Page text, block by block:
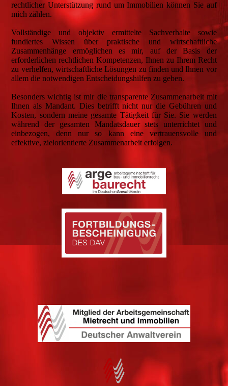
rechtlicher Unterstützung rund um Immobilien können Sie auf
mich zählen.
Vollständige und objektiv ermittelte Sachverhalte sowie
fundiertes Wissen über praktische und wirtschaftliche
Zusammenhänge ermöglichen es mir, auf der Basis der
erforderlichen rechtlichen Kompetenzen, Ihnen zu Ihrem Recht
zu verhelfen, wirtschaftliche Lösungen zu finden und Ihnen vor
allem die notwendigen Entscheidungshilfen zu geben.
Besonders wichtig ist mir die transparente Zusammenarbeit mit
Ihnen als Mandant. Dies betrifft nicht nur die Gebühren und
Kosten, sondern meine gesamte Tätigkeit für Sie. Sie werden
während der gesamten Mandatsdauer stets unterrichtet und
einbezogen, denn nur so kann eine vertrauensvolle und
effektive, zielorientierte Zusammenarbeit erfolgen.